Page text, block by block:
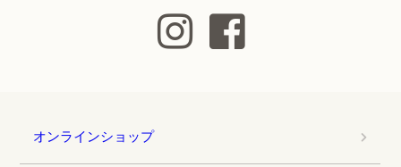
オンラインショップ